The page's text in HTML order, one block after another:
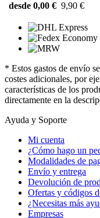
desde 0,00 € 9,90 €
* Estos gastos de envío
costes adicionales, por
características de los
directamente en la
Ayuda y Soporte
Mi cuenta
¿Cómo hago un
Modalidades de
Envío y entrega
Devolución de
Ofertas y códigos
¿Necesitas más
Empresas